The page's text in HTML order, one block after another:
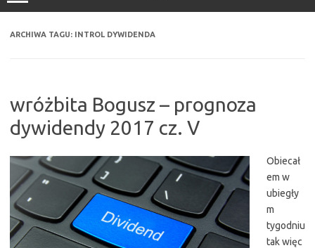
ARCHIWA TAGU: INTROL DYWIDENDA
wróżbita Bogusz – prognoza
dywidendy 2017 cz. V
Obiecał
em w
ubiegły
m
tygodniu
tak więc